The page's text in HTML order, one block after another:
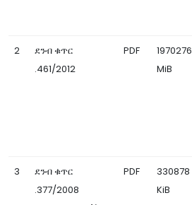
2
ደንብ ቁጥር
.461/2012
PDF
1970276
MiB
3
ደንብ ቁጥር
.377/2008
PDF
330878
KiB